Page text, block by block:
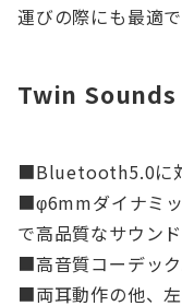
運びの際にも最適で
Twin Sounds
■Bluetooth5.0に
■φ6mmダイナミ
で高品質なサウンド
■高音質コーデッ
■両耳動作の他、